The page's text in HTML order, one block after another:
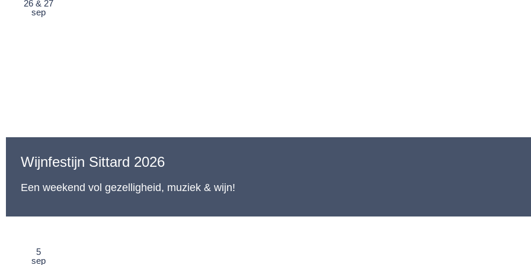
26 & 27
sep
Wijnfestijn Sittard 2026
Een weekend vol gezelligheid, muziek & wijn!
5
sep